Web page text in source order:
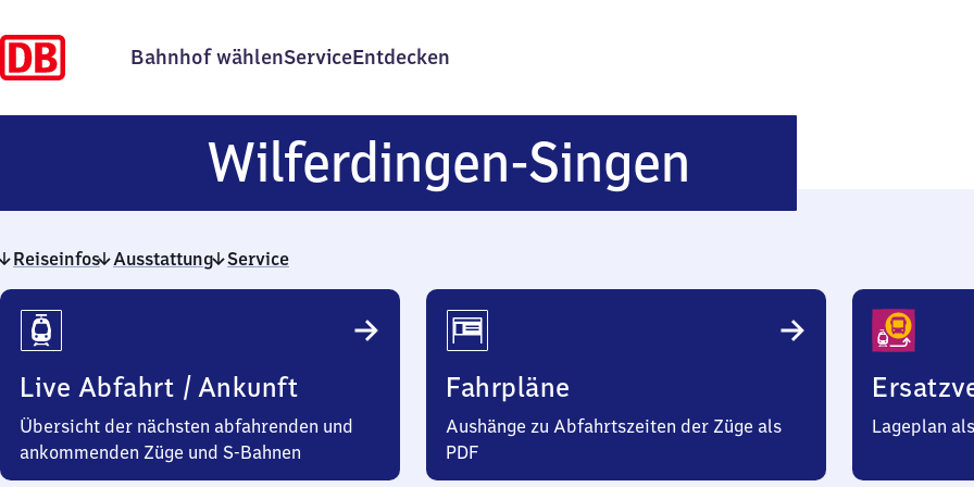
Bahnhof wählenServiceEntdecken
Wilferdingen-Singen
Singen
Reiseinfos Ausstattung Service
Reiseinfos
Live Abfahrt / Ankunft
Übersicht der nächsten abfahrenden und
ankommenden Züge und S-Bahnen
Fahrpläne
Aushänge zu Abfahrtszeiten der Züge als
PDF
Lageplan